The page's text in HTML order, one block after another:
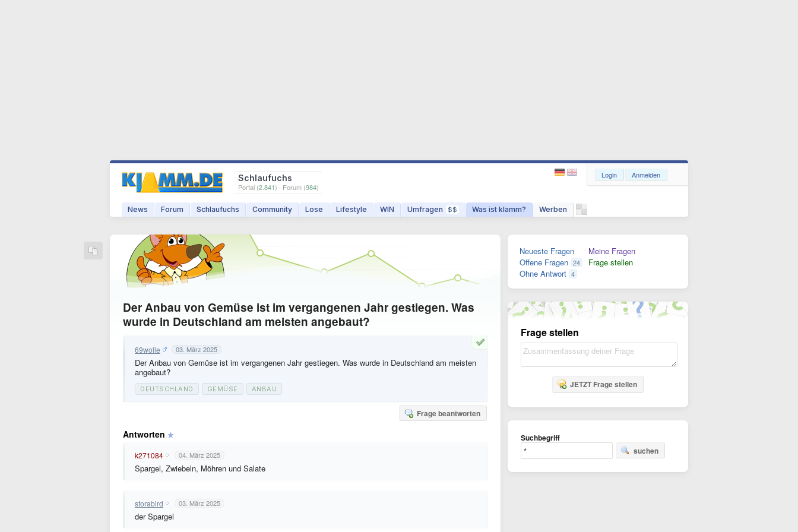
Schlaufuchs
Portal (2.841) · Forum (984)
News Forum Schlaufuchs Community Lose Lifestyle WIN Umfragen $$ Was ist klamm? Werben
Login Anmelden
Der Anbau von Gemüse ist im vergangenen Jahr gestiegen. Was
wurde in Deutschland am meisten angebaut?
69wolle 03. März 2025
Der Anbau von Gemüse ist im vergangenen Jahr gestiegen. Was wurde in Deutschland am meisten
angebaut?
DEUTSCHLAND GEMÜSE ANBAU
Frage beantworten
Antworten
k271084 04. März 2025
Spargel, Zwiebeln, Möhren und Salate
storabird 03. März 2025
der Spargel
Neueste Fragen
Offene Fragen 24
Ohne Antwort 4
Meine Fragen
Frage stellen
Frage stellen
JETZT Frage stellen
Suchbegriff
suchen